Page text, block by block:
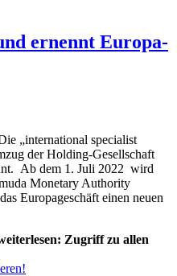
ernennt Europa-
„international specialist
der Holding-Gesellschaft
Ab dem 1. Juli 2022 wird
Monetary Authority
Europageschäft einen neuen
Zugriff zu allen